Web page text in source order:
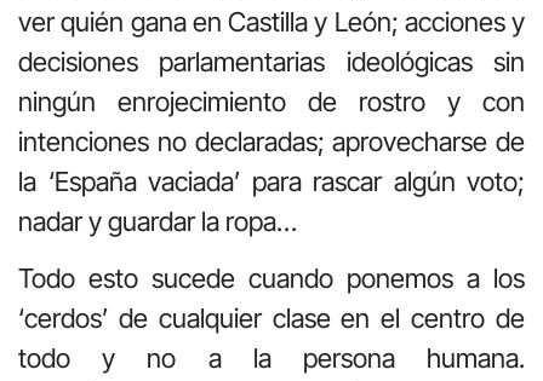
ver quién gana en Castilla y León; acciones y
decisiones parlamentarias ideológicas sin
ningún enrojecimiento de rostro y con
intenciones no declaradas; aprovecharse de
la ‘España vaciada’ para rascar algún voto;
nadar y guardar la ropa…
Todo esto sucede cuando ponemos a los
‘cerdos’ de cualquier clase en el centro de
todo y no a la persona humana.